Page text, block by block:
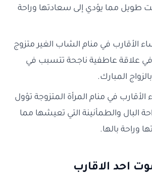
طويل مما يؤدي إلى سعادتها وراحة
الأقارب في منام الشاب الغير متزوج
علاقة عاطفية ناجحة تتسبب في
المبارك.
في منام المرأة المتزوجة تؤول
البال والطمأنينة التي تعيشها مما
وراحة بالها.
احد الاقارب